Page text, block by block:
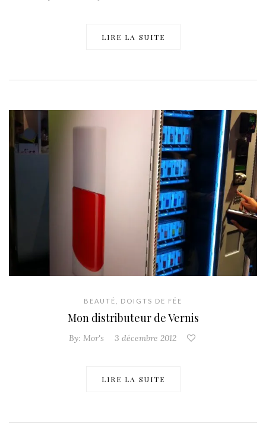
LIRE LA SUITE
BEAUTÉ DOIGTS DE FÉE
Mon distributeur de Vernis
By: Mor's 3 décembre 2012
LIRE LA SUITE